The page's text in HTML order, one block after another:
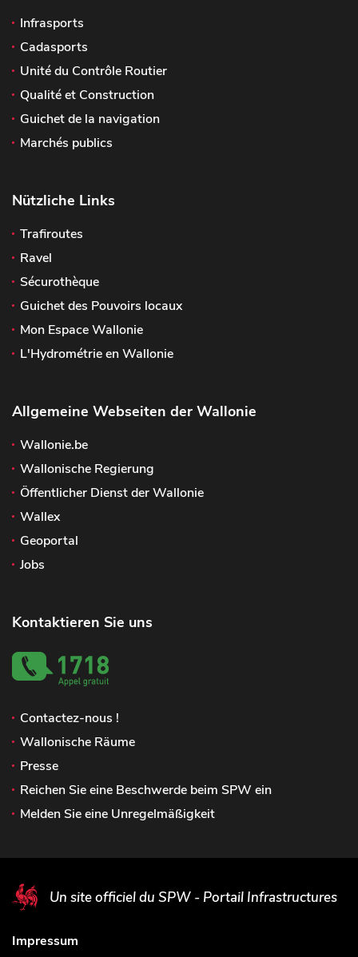
Infrasports
Cadasports
Unité du Contrôle Routier
Qualité et Construction
Guichet de la navigation
Marchés publics
Nützliche Links
Trafiroutes
Ravel
Sécurothèque
Guichet des Pouvoirs locaux
Mon Espace Wallonie
L'Hydrométrie en Wallonie
Allgemeine Webseiten der Wallonie
Wallonie.be
Wallonische Regierung
Öffentlicher Dienst der Wallonie
Wallex
Geoportal
Jobs
Kontaktieren Sie uns
Contactez-nous !
Wallonische Räume
Presse
Reichen Sie eine Beschwerde beim SPW ein
Melden Sie eine Unregelmäßigkeit
Un site officiel du SPW - Portail Infrastructures
Impressum